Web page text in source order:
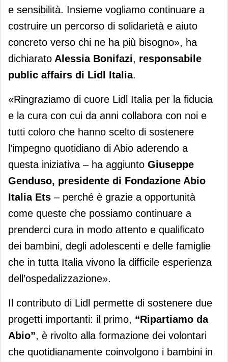
e sensibilità. Insieme vogliamo continuare a
costruire un percorso di solidarietà e aiuto
concreto verso chi ne ha più bisogno», ha
dichiarato Alessia Bonifazi, responsabile
public affairs di Lidl Italia.
«Ringraziamo di cuore Lidl Italia per la fiducia
e la cura con cui da anni collabora con noi e
tutti coloro che hanno scelto di sostenere
l’impegno quotidiano di Abio aderendo a
questa iniziativa – ha aggiunto Giuseppe
Genduso, presidente di Fondazione Abio
Italia Ets – perché è grazie a opportunità
come queste che possiamo continuare a
prenderci cura in modo attento e qualificato
dei bambini, degli adolescenti e delle famiglie
che in tutta Italia vivono la difficile esperienza
dell’ospedalizzazione».
Il contributo di Lidl permette di sostenere due
progetti importanti: il primo, “Ripartiamo da
Abio”, è rivolto alla formazione dei volontari
che quotidianamente coinvolgono i bambini in